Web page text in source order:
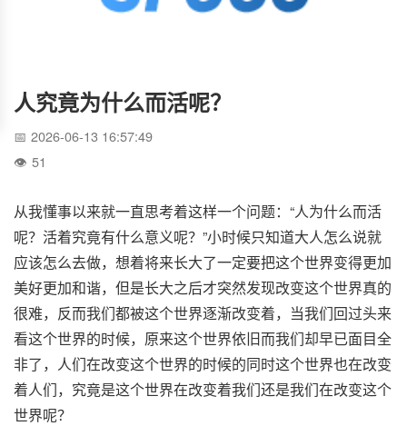
人究竟为什么而活呢？
2026-06-13 16:57:49
51
从我懂事以来就一直思考着这样一个问题：“人为什么而活
呢？活着究竟有什么意义呢？”小时候只知道大人怎么说就
应该怎么去做，想着将来长大了一定要把这个世界变得更加
美好更加和谐，但是长大之后才突然发现改变这个世界真的
很难，反而我们都被这个世界逐渐改变着，当我们回过头来
看这个世界的时候，原来这个世界依旧而我们却早已面目全
非了，人们在改变这个世界的时候的同时这个世界也在改变
着人们，究竟是这个世界在改变着我们还是我们在改变这个
世界呢？